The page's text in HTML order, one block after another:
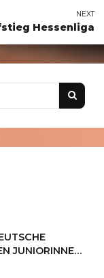
NEXT
Hessenliga
JUNIORINNEN